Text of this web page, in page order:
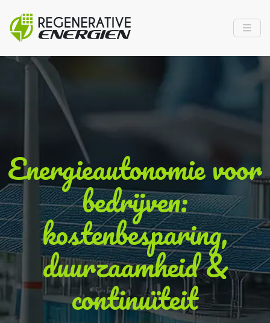
Energieautonomie voor
bedrijven:
kostenbesparing,
duurzaamheid &
continuïteit